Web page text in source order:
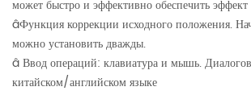
может быстро и эффективно обеспечить эффект
âФункция коррекции исходного положения.
можно установить дважды.
âВвод операций: клавиатура и мышь.
китайском/английском языке